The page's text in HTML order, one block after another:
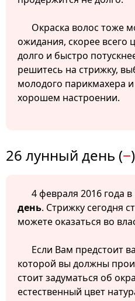
Окраска волос тоже
ожидания, скорее всего
долго и быстро
решитесь на стрижку,
молодого парикмахера
хорошем настроении.
26 лунный день (−)
4 февраля 2016 года в
день. Стрижку сегодня
можете оказаться во
Если Вам предстоит
которой вы должны
стоит задуматься об
естественный цвет